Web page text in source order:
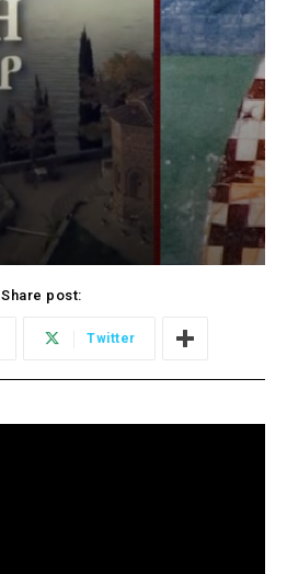
Share post:
Twitter